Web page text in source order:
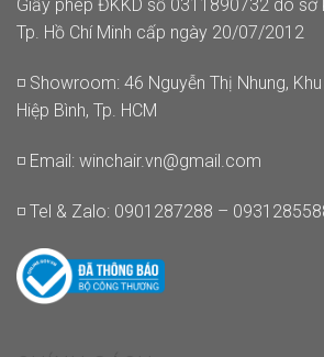
Giấy phép ĐKKD số 0311890732 do sở
Tp. Hồ Chí Minh cấp ngày 20/07/2012
◽ Showroom: 46 Nguyễn Thị Nhung,
Hiệp Bình, Tp. HCM
◽ Email: winchair.vn@gmail.com
◽ Tel & Zalo: 0901287288 –